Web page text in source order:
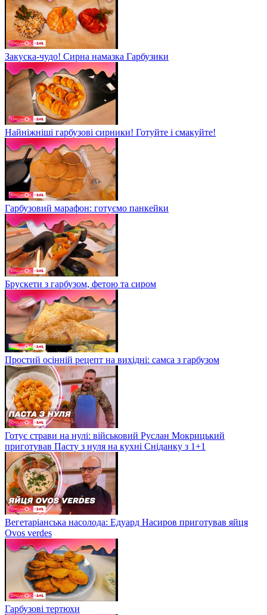
Закуска-чудо! Сирна намазка Гарбузики
Найніжніші гарбузові сирники! Готуйте і смакуйте!
Гарбузовий марафон: готуємо панкейки
Брускети з гарбузом, фетою та сиром
Простий осінній рецепт на вихідні: самса з гарбузом
Готує страви на нулі: військовий Руслан Мокрицький
приготував Пасту з нуля на кухні Сніданку з 1+1
Вегетаріанська насолода: Едуард Насиров приготував яйця
Ovos verdes
Гарбузові тертюхи